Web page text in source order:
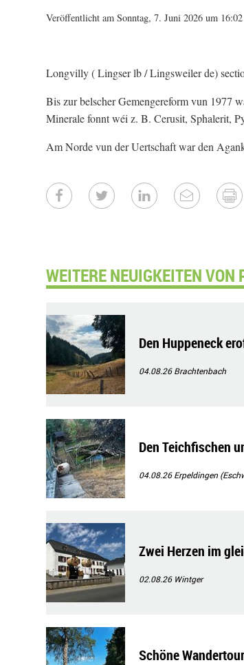
Veröffentlicht am Sonntag, 7. Juni 2026 um 16:02
Longvilly ( Lingser lb / Lingsweiler de)
Bis zur belscher Gemengereform vun 1977
Minerale fonnt wéi z. B. Cerusit, Sphalerit,
Am Norde vun der Uertschaft war den
WEITERE NEUIGKEITEN VON
Den Huppeneck
04.08.26Brachtenbach
Den Teichfischen
04.08.26Erpeldingen
Zwei Herzen im
02.08.26 Wintger
Schöne